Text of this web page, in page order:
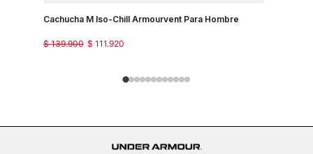
Cachucha M Iso-Chill Armourvent Para Hombre
$ 111.920
$ 139.900